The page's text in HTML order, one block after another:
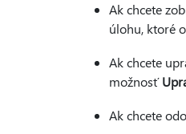
Ak chcete
úlohu, ktoré
Ak chcete
možnosť
Ak chcete